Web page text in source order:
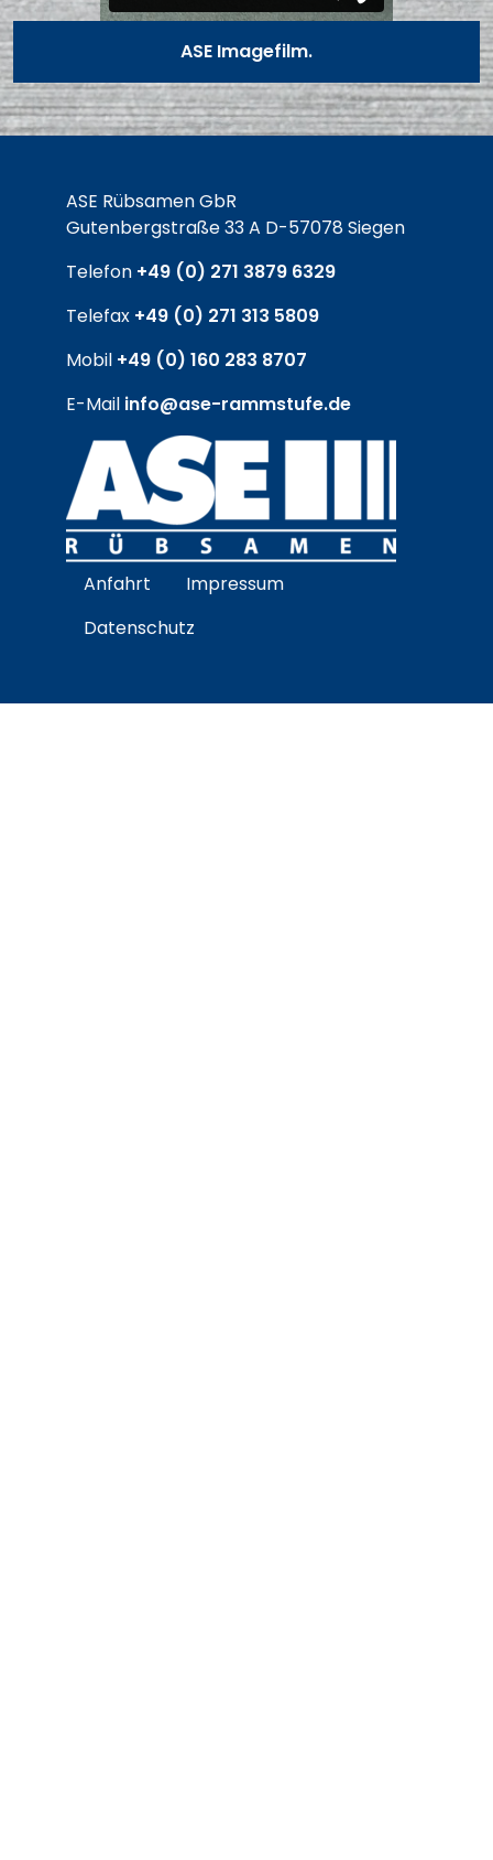
ASE Imagefilm.
ASE Rübsamen GbR
Gutenbergstraße 33 A D-57078 Siegen
Telefon +49 (0) 271 3879 6329
Telefax +49 (0) 271 313 5809
Mobil +49 (0) 160 283 8707
E-Mail info@ase-rammstufe.de
Anfahrt
Impressum
Datenschutz